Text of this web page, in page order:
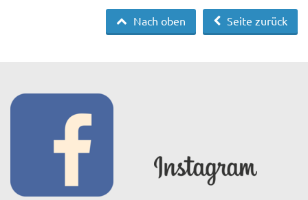
Seite zurück
Nach oben